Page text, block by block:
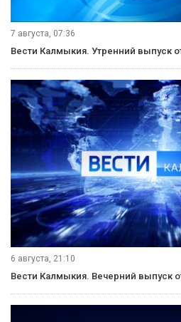
7 августа, 07:36
Вести Калмыкия. Утренний выпуск
6 августа, 21:10
Вести Калмыкия. Вечерний выпуск